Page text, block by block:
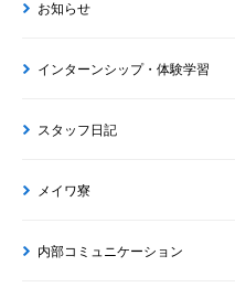
お知らせ
インターンシップ・体験学習
スタッフ日記
メイワ寮
内部コミュニケーション